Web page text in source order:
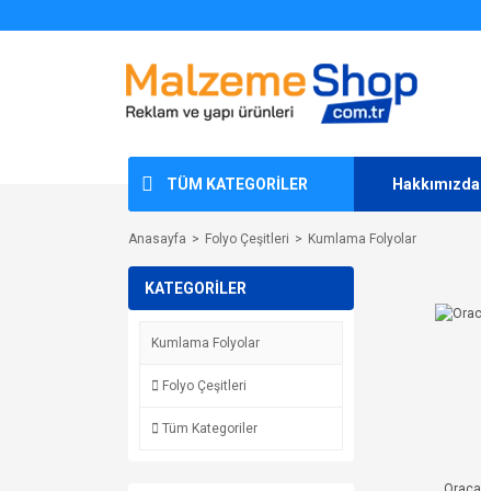
TÜM KATEGORİLER Hakkımızda
Anasayfa Folyo Çeşitleri Kumlama Folyolar
KATEGORİLER
Kumlama Folyolar
Folyo Çeşitleri
Tüm Kategoriler